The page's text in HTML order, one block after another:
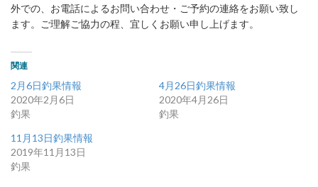
外での、お電話によるお問い合わせ・ご予約の連絡をお願い致し
ます。ご理解ご協力の程、宜しくお願い申し上げます。
関連
2月6日釣果情報
2020年2月6日
釣果
4月26日釣果情報
2020年4月26日
釣果
11月13日釣果情報
2019年11月13日
釣果